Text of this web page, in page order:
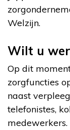
Welzijn.
Wilt u
Op dit
zorgfuncties
naast
telefonistes,